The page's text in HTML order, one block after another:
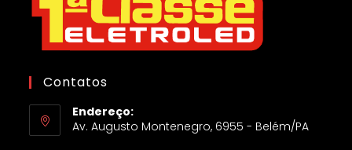
Contatos
Endereço:
Av. Augusto Montenegro, 6955 - Belém/PA